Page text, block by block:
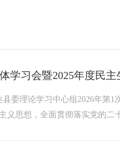
学习会暨2025年度民
委理论学习中心组2026年第1
义思想，全面贯彻落实党的二